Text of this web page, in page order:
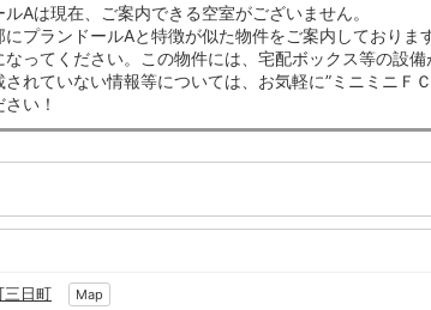
ルAは現在、ご案内できる空室がございません。
にプランドールAと特徴が似た物件をご案内しておりま
ってください。この物件には、宅配ボックス等の設備
されていない情報等については、お気軽に”ミニミニＦ
い！
三日町 Map